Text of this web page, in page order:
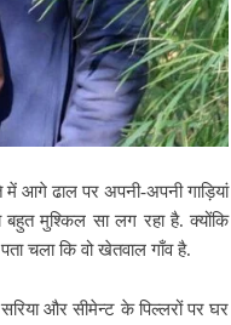
आगे ढाल पर अपनी-अपनी गाड़ियां
मुश्किल सा लग रहा है. क्योंकि
चला कि वो खेतवाल गाँव है.
और सीमेन्ट के पिल्लरों पर घर